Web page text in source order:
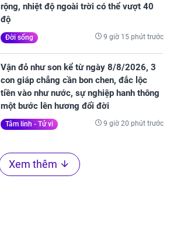
rộng, nhiệt độ ngoài trời có thể vượt 40
độ
Đời sống 9 giờ 15 phút trước
Vận đỏ như son kể từ ngày 8/8/2026, 3
con giáp chẳng cần bon chen, đắc lộc
tiền vào như nước, sự nghiệp hanh thông
một bước lên hương đổi đời
Tâm linh - Tử vi 9 giờ 20 phút trước
Xem thêm